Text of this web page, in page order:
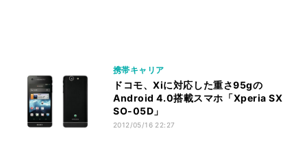
携帯キャリア
ドコモ、Xiに対応した重さ95gの
Android 4.0搭載スマホ「Xperia SX
SO-05D」
2012/05/16 22:27